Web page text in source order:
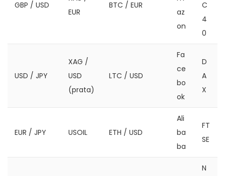
GBP / USD
EUR
BTC / EUR
az
on
C
4
0
USD / JPY
XAG /
USD
(prata)
LTC / USD
Fa
ce
bo
ok
D
A
X
EUR / JPY USOIL ETH / USD
Ali
ba
ba
FT
SE
N